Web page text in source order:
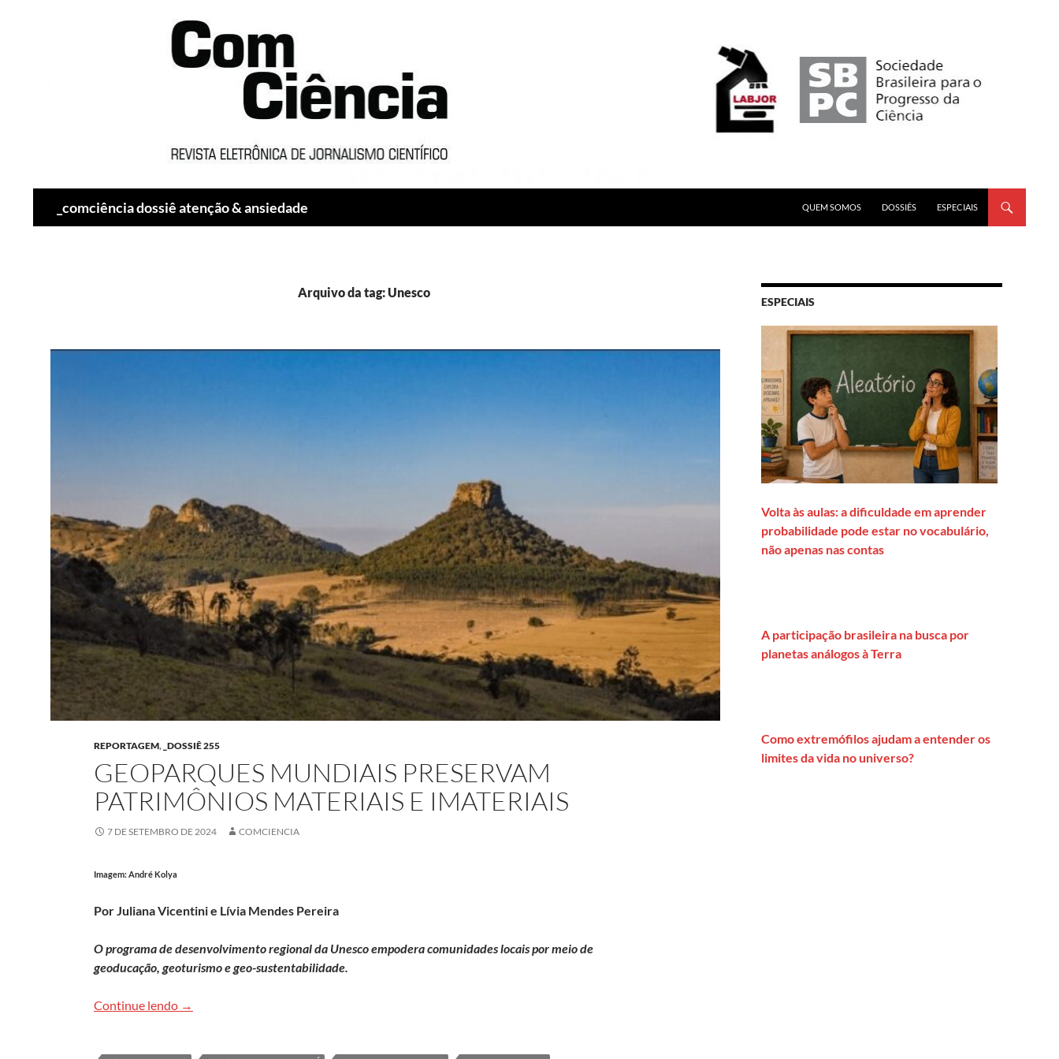
_comciência dossiê atenção & ansiedade
QUEM SOMOS
DOSSIÊS ESPECIAIS
Arquivo da tag: Unesco
REPORTAGEM, _DOSSIÊ 255
GEOPARQUES MUNDIAIS PRESERVAM
PATRIMÔNIOS MATERIAIS E IMATERIAIS
7 DE SETEMBRO DE 2024 COMCIENCIA
Imagem: André Kolya
Por Juliana Vicentini e Lívia Mendes Pereira
O programa de desenvolvimento regional da Unesco empodera comunidades locais por meio de
geoducação, geoturismo e geo-sustentabilidade.
Continue lendo Geoparques mundiais preservam patrimônios materiais e imateriais
→
ESPECIAIS
Volta às aulas: a dificuldade em aprender
probabilidade pode estar no vocabulário,
não apenas nas contas
A participação brasileira na busca por
planetas análogos à Terra
Como extremófilos ajudam a entender os
limites da vida no universo?